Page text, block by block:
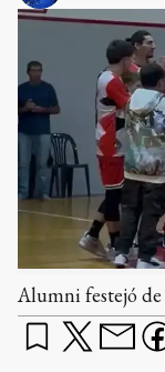
Alumni festejó